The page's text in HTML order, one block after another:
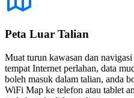
Peta Luar Talian
Muat turun kawasan dan
tempat Internet perlahan, data
boleh masuk dalam talian, anda
WiFi Map ke telefon atau tablet